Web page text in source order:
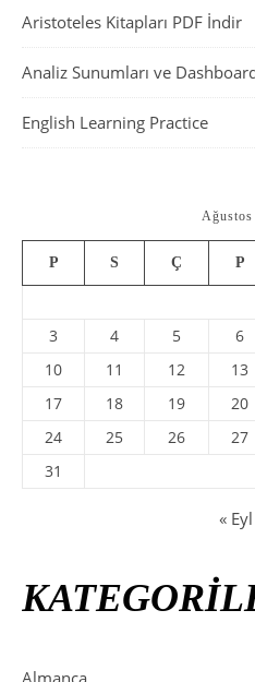
Aristoteles Kitapları PDF İndir
Analiz Sunumları ve
English Learning Practice
Ağustos
P S Ç P
3
4 5 6
10
11 12 13
17
18 19 20
24
25 26 27
31
« Eyl